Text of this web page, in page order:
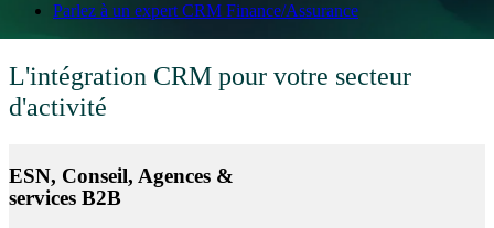
Parlez à un expert CRM Finance/Assurance
L'intégration CRM pour votre secteur
d'activité
ESN, Conseil, Agences &
services B2B